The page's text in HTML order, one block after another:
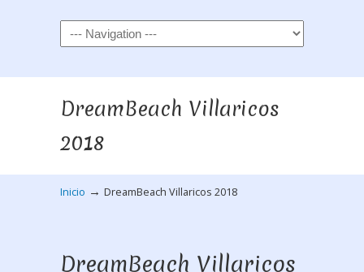
Navigation
DreamBeach Villaricos
2018
Inicio → DreamBeach Villaricos 2018
DreamBeach Villaricos